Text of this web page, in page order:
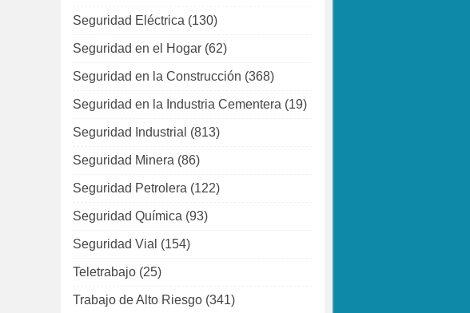
Seguridad Eléctrica (130)
Seguridad en el Hogar (62)
Seguridad en la Construcción (368)
Seguridad en la Industria Cementera (19)
Seguridad Industrial (813)
Seguridad Minera (86)
Seguridad Petrolera (122)
Seguridad Química (93)
Seguridad Vial (154)
Teletrabajo (25)
Trabajo de Alto Riesgo (341)